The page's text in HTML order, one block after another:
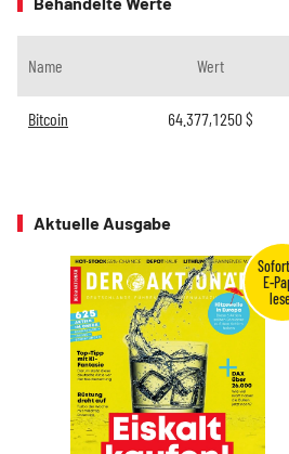
Name Wert
Bitcoin 64.377,1250$
Aktuelle Ausgabe